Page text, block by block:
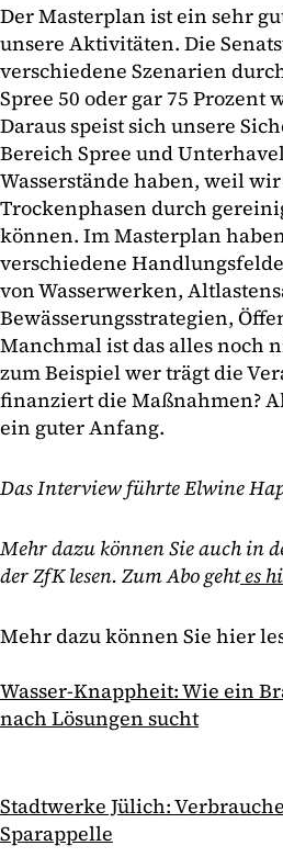
Der Masterplan ist ein sehr
unsere Aktivitäten. Die
verschiedene Szenarien
Spree 50 oder gar 75 Prozent
Daraus speist sich unsere
Bereich Spree und
Wasserstände haben, weil
Trockenphasen durch
können. Im Masterplan
verschiedene
von Wasserwerken,
Bewässerungsstrategien,
Manchmal ist das alles noch
zum Beispiel wer trägt die
finanziert die Maßnahmen?
ein guter Anfang.
Das Interview führte Elwine
Mehr dazu können Sie auch in
der ZfK lesen. Zum Abo gehtes
Mehr dazu können Sie hier
Wasser-Knappheit: Wie ein
nach Lösungen sucht
Stadtwerke Jülich:
Sparappelle